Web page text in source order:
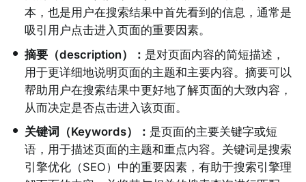
本，也是用户在搜索结果中首先看到的信息，通常是
吸引用户点击进入页面的重要因素。
• 摘要（description）： 是对页面内容的简短描述，
用于更详细地说明页面的主题和主要内容。摘要可以
帮助用户在搜索结果中更好地了解页面的大致内容，
从而决定是否点击进入该页面。
• 关键词（Keywords）： 是页面的主要关键字或短
语，用于描述页面的主题和重点内容。关键词是搜索
引擎优化（SEO）中的重要因素，有助于搜索引擎理